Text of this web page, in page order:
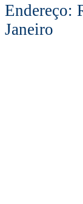
Endereço:
Janeiro